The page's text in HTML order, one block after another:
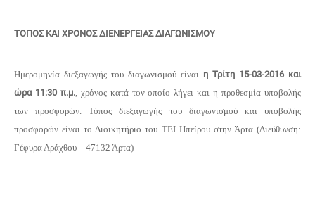
ΤΟΠΟΣ ΚΑΙ ΧΡΟΝΟΣ ΔΙΕΝΕΡΓΕΙΑΣ ΔΙΑΓΩΝΙΣΜΟΥ
Ημερομηνία διεξαγωγής του διαγωνισμού είναι η Τρίτη 15-03-2016 και
ώρα 11:30 π.μ., χρόνος κατά τον οποίο λήγει και η προθεσμία υποβολής
των προσφορών. Τόπος διεξαγωγής του διαγωνισμού και υποβολής
προσφορών είναι το Διοικητήριο του ΤΕΙ Ηπείρου στην Άρτα (Διεύθυνση:
Γέφυρα Αράχθου – 47132 Άρτα)